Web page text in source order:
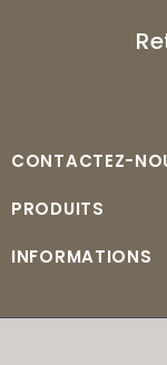
CONTACTEZ-
PRODUITS
INFORMATIONS